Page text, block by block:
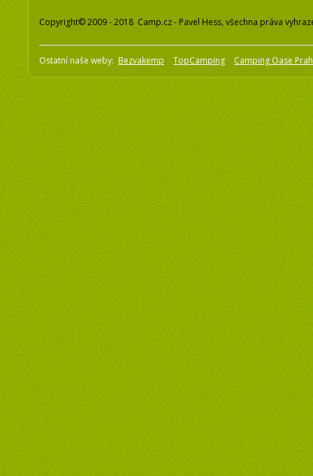
Copyright© 2009 - 2018 Camp.cz - Pavel Hess, všechna práva
Ostatní naše weby: Bezvakemp TopCamping Camping Oase